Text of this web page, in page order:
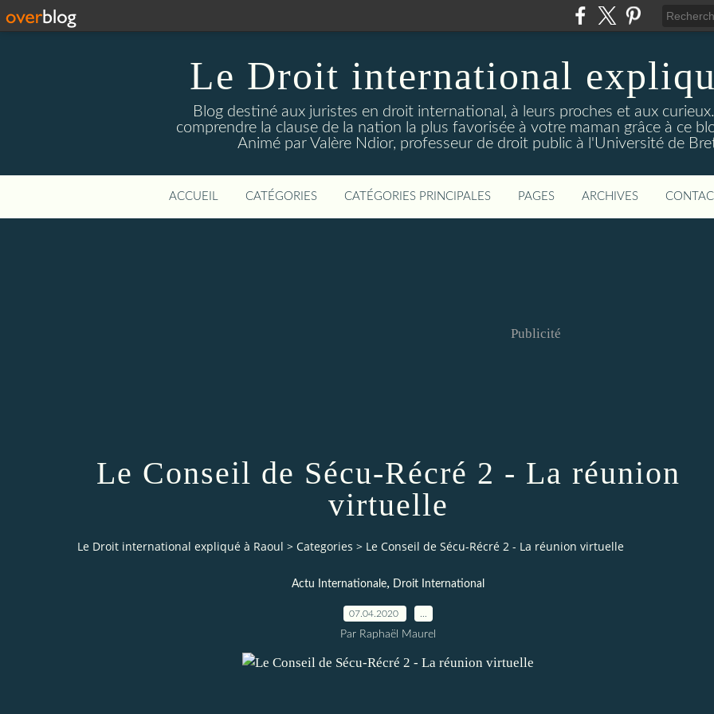
Le Droit international
Blog destiné aux juristes en droit international, à leurs proches et aux
comprendre la clause de la nation la plus favorisée à votre maman grâce à ce
Animé par Valère Ndior, professeur de droit public à l'Université de
ACCUEIL CATÉGORIES CATÉGORIES PRINCIPALES PAGES ARCHIVES
Publicité
Le Conseil de Sécu-Récré 2 - La réunion
virtuelle
Le Droit international expliqué à Raoul > Categories > Le Conseil de Sécu-Récré 2 - La réunion virtuelle
Actu Internationale, Droit International
07.04.2020
Par Raphaël Maurel